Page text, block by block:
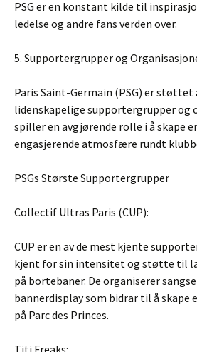
PSG er en konstant kilde til
ledelse og andre fans verden over.
5. Supportergrupper og
Paris Saint-Germain (PSG) er støttet
lidenskapelige supportergrupper og
spiller en avgjørende rolle i å skape
engasjerende atmosfære rundt
PSGs Største Supportergrupper
Collectif Ultras Paris (CUP):
CUP er en av de mest kjente
kjent for sin intensitet og støtte til
på bortebaner. De organiserer
bannerdisplay som bidrar til å
på Parc des Princes.
Titi Freaks: